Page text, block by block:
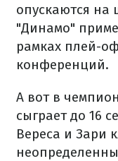
опускаются на
"Динамо"
рамках плей-
конференций.
А вот в
сыграет до 16
Вереса и Зари